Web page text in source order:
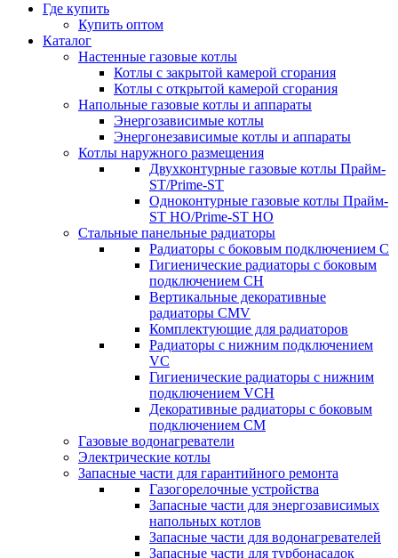
Где купить
Купить оптом
Каталог
Настенные газовые котлы
Котлы с закрытой камерой сгорания
Котлы с открытой камерой сгорания
Напольные газовые котлы и аппараты
Энергозависимые котлы
Энергонезависимые котлы и аппараты
Котлы наружного размещения
Двухконтурные газовые котлы Прайм-
ST/Prime-ST
Одноконтурные газовые котлы Прайм-
ST HO/Prime-ST HO
Стальные панельные радиаторы
Радиаторы c боковым подключением C
Гигиенические радиаторы c боковым
подключением CH
Вертикальные декоративные
радиаторы CMV
Комплектующие для радиаторов
Радиаторы c нижним подключением
VC
Гигиенические радиаторы c нижним
подключением VCH
Декоративные радиаторы с боковым
подключением CM
Газовые водонагреватели
Электрические котлы
Запасные части для гарантийного ремонта
Газогорелочные устройства
Запасные части для энергозависимых
напольных котлов
Запасные части для водонагревателей
Запасные части для турбонасадок